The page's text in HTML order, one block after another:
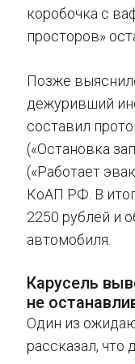
коробочка с
просторов»
Позже
дежуривший
составил
(«Остановка
(«Работает
КоАП РФ. В
2250 рублей и
автомобиля.
Карусель
не
Один из
рассказал, что